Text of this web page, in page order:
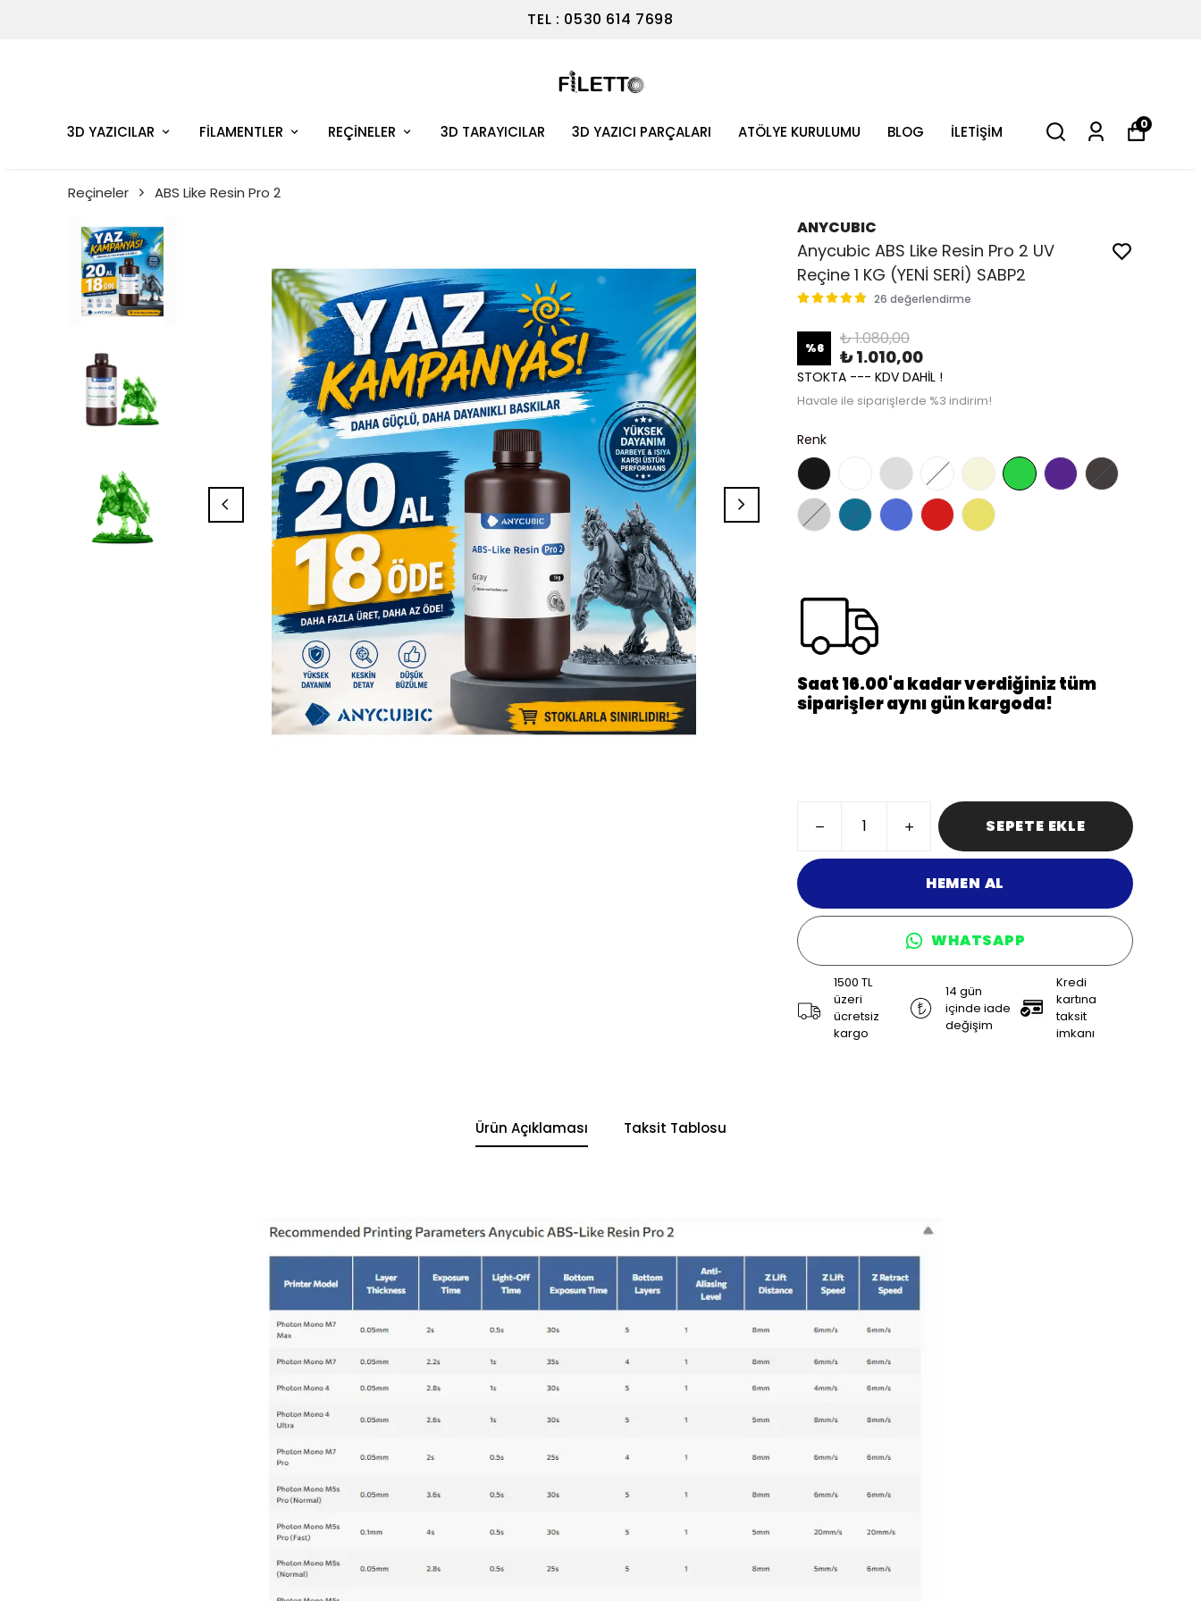
TEL : 0530 614 7698
3D YAZICILAR FİLAMENTLER REÇİNELER 3D TARAYICILAR 3D YAZICI PARÇALARI ATÖLYE KURULUMU BLOG İLETİŞİM 0
Reçineler ABS Like Resin Pro 2
ANYCUBIC
Anycubic ABS Like Resin Pro 2 UV
Reçine 1 KG (YENİ SERİ) SABP2
26 değerlendirme
%6 ₺ 1.080,00
₺ 1.010,00
STOKTA --- KDV DAHİL !
Havale ile siparişlerde %3 indirim!
Renk
Saat 16.00'a kadar verdiğiniz tüm
siparişler aynı gün kargoda!
SEPETE EKLE
HEMEN AL
WHATSAPP
1500 TL
üzeri
ücretsiz
kargo
14 gün
içinde iade
değişim
Kredi
kartına
taksit
imkanı
Ürün Açıklaması Taksit Tablosu